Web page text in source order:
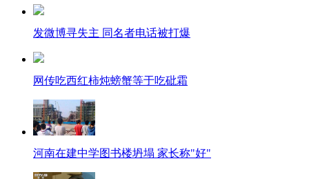
发微博寻失主 同名者电话被打爆
网传吃西红柿炖螃蟹等于吃砒霜
河南在建中学图书楼坍塌 家长称"好"